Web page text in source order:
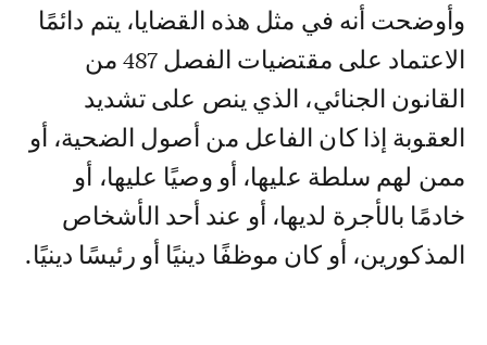
وأوضحت أنه في مثل هذه القضايا، يتم دائمًا
الاعتماد على مقتضيات الفصل 487 من
القانون الجنائي، الذي ينص على تشديد
العقوبة إذا كان الفاعل من أصول الضحية، أو
ممن لهم سلطة عليها، أو وصيًا عليها، أو
خادمًا بالأجرة لديها، أو عند أحد الأشخاص
المذكورين، أو كان موظفًا دينيًا أو رئيسًا دينيًا.